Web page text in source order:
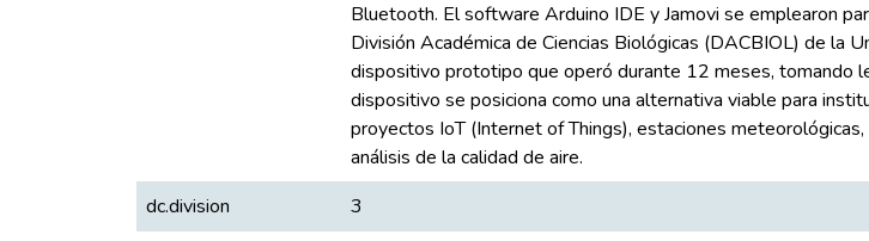
Bluetooth. El software Arduino IDE y Jamovi se emplearon
División Académica de Ciencias Biológicas (DACBIOL) de la
dispositivo prototipo que operó durante 12 meses, tomando
dispositivo se posiciona como una alternativa viable para
proyectos IoT (Internet of Things), estaciones
análisis de la calidad de aire.
dc.division
3